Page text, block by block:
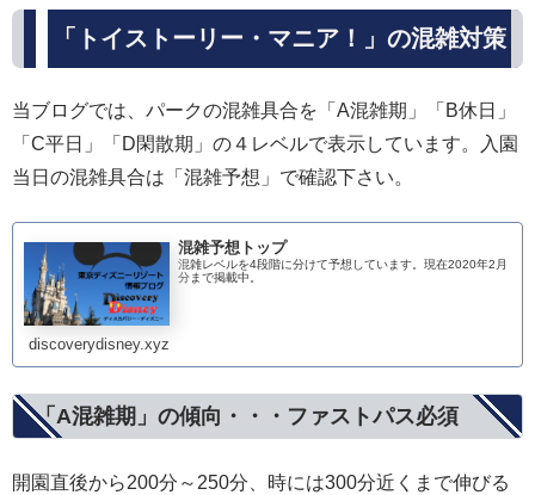
「トイストーリー・マニア！」の混雑対策
当ブログでは、パークの混雑具合を「A混雑期」「B休日」
「C平日」「D閑散期」の４レベルで表示しています。入園
当日の混雑具合は「混雑予想」で確認下さい。
混雑予想トップ
混雑レベルを4段階に分けて予想しています。現在2020年2月
分まで掲載中。
discoverydisney.xyz
「A混雑期」の傾向・・・ファストパス必須
開園直後から200分～250分、時には300分近くまで伸びる